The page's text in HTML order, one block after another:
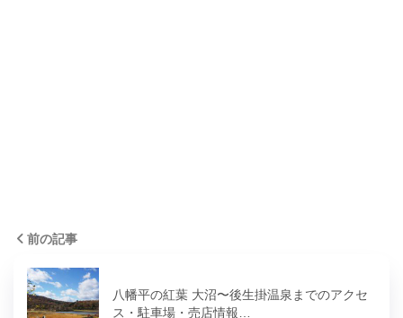
前の記事
八幡平の紅葉 大沼〜後生掛温泉までのアクセ
ス・駐車場・売店情報…